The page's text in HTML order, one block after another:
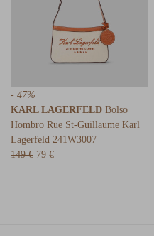
- 47%
KARL LAGERFELD Bolso
Hombro Rue St-Guillaume Karl
Lagerfeld 241W3007
149 € 79 €